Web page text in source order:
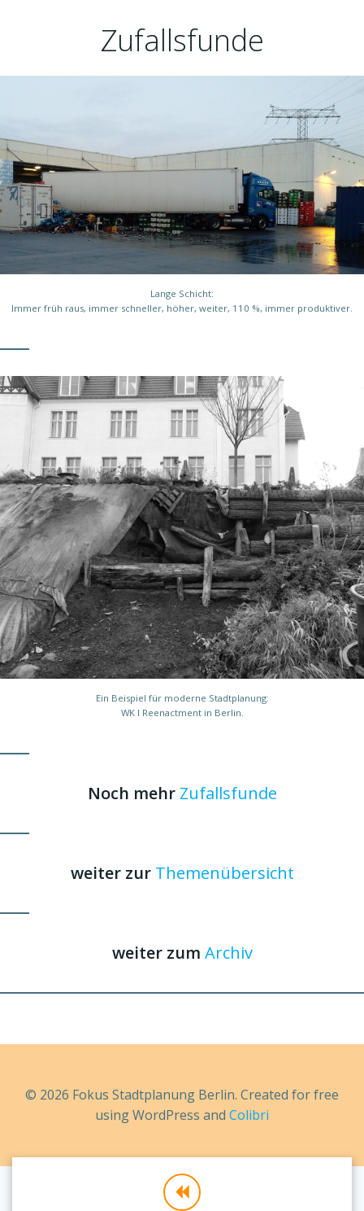
Zufallsfunde
Lange Schicht:
Immer früh raus, immer schneller, höher, weiter, 110 %, immer produktiver.
Ein Beispiel für moderne Stadtplanung:
WK I Reenactment in Berlin.
Noch mehr Zufallsfunde
weiter zur Themenübersicht
weiter zum Archiv
© 2026 Fokus Stadtplanung Berlin. Created for free
using WordPress and Colibri